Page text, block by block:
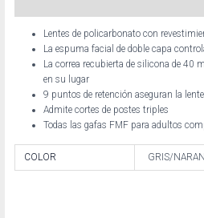
Lentes de policarbonato con
La espuma facial de doble capa
La correa recubierta de silicona de 40
en su lugar
9 puntos de retención aseguran la
Admite cortes de postes triples
Todas las gafas FMF para adultos
COLOR GRIS/